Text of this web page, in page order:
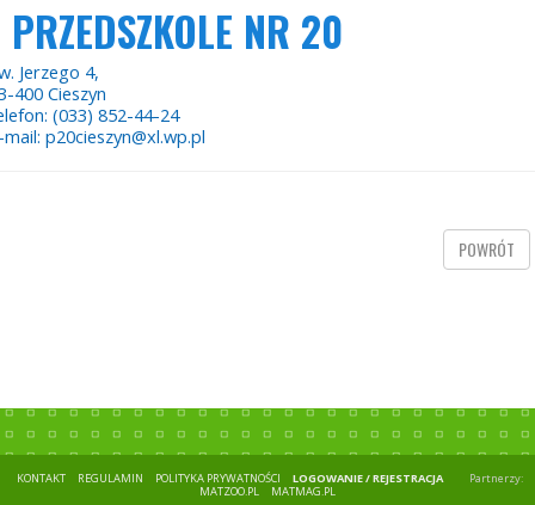
PRZEDSZKOLE NR 20
Jerzego 4,
400 Cieszyn
(033) 852-44-24
p20cieszyn@xl.wp.pl
POWRÓT
KONTAKT REGULAMIN POLITYKA PRYWATNOŚCI LOGOWANIE / REJESTRACJA
Partnerzy:
MATZOO.PL
MATMAG.PL